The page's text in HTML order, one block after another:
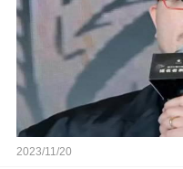
2023/11/20